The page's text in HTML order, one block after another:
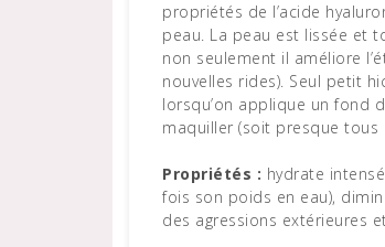
propriétés de l’acide
peau. La peau est lissée et
non seulement il améliore
nouvelles rides). Seul petit
lorsqu’on applique un fond
maquiller (soit presque
Propriétés : hydrate
fois son poids en eau),
des agressions extérieures